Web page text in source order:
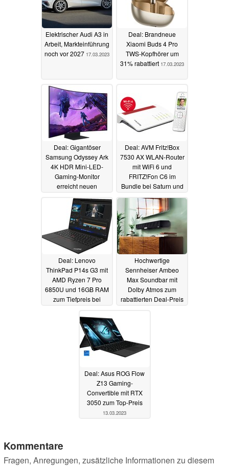
Elektrischer Audi A3 in
Arbeit, Markteinführung
noch vor 2027 17.03.2023
Deal: Brandneue
Xiaomi Buds 4 Pro
TWS-Kopfhörer um
31% rabattiert 17.03.2023
Deal: Gigantöser
Samsung Odyssey Ark
4K HDR Mini-LED-
Gaming-Monitor
erreicht neuen
Bestpreis16.03.2023
Deal: AVM Fritz!Box
7530 AX WLAN-Router
mit WiFi 6 und
FRITZ!Fon C6 im
Bundle bei Saturn und
Media Markt16.03.2023
Deal: Lenovo
ThinkPad P14s G3 mit
AMD Ryzen 7 Pro
6850U und 16GB RAM
zum Tiefpreis bei
Hochwertige
Sennheiser Ambeo
Max Soundbar mit
Dolby Atmos zum
rabattierten Deal-Preis
Deal: Asus ROG Flow
Z13 Gaming-
Convertible mit RTX
3050 zum Top-Preis
13.03.2023
Kommentare
Fragen, Anregungen, zusätzliche Informationen zu diesem